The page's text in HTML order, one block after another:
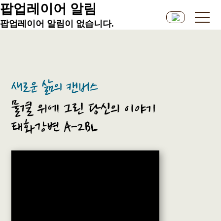
팝업레이어 알림
팝업레이어 알림이 없습니다.
새로운 삶의 캔버스
물결 위에 그린 당신의 이야기
태화강변 A-2BL